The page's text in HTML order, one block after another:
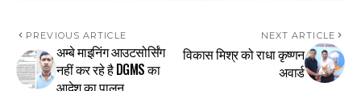
PREVIOUS ARTICLE
अम्बे माइनिंग आउटसोर्सिंग
नहीं कर रहे है DGMS का
NEXT ARTICLE
विकास मिश्र को राधा कृष्णन
अवार्ड